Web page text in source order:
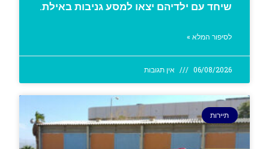
שיחד עם ילדיהם יצאו למסע גניבות באילת.
לסיפור המלא »
06/08/2026 אין תגובות
תיירות